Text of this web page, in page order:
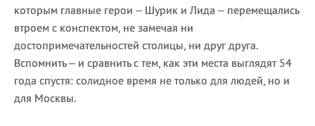
которым главные герои – Шурик и Лида – перемещались
втроем с конспектом, не замечая ни
достопримечательностей столицы, ни друг друга.
Вспомнить – и сравнить с тем, как эти места выглядят 54
года спустя: солидное время не только для людей, но и
для Москвы.